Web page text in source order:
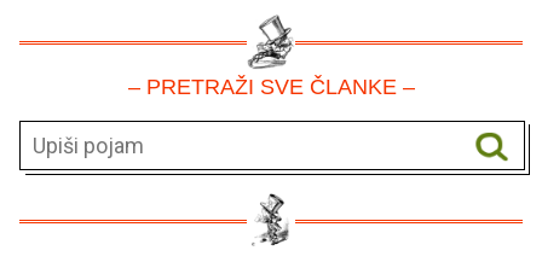
– PRETRAŽI SVE ČLANKE –